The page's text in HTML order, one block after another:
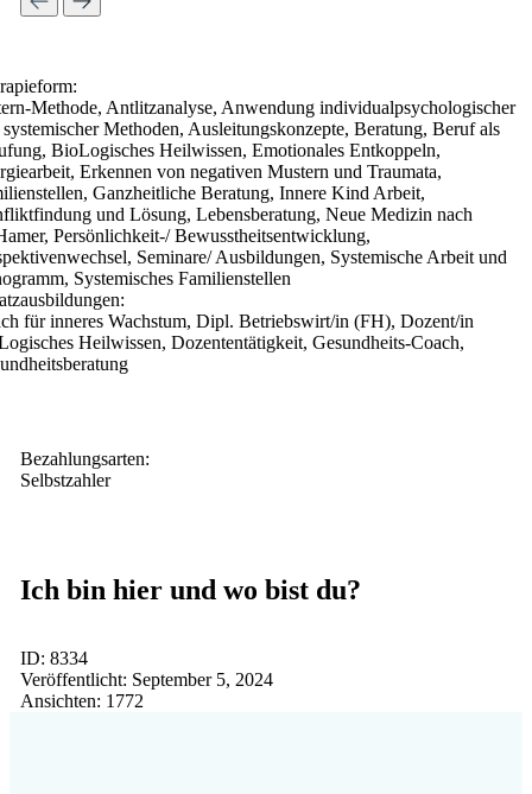
Methode, Antlitzanalyse, Anwendung individualpsychologischer
Methoden, Ausleitungskonzepte, Beratung, Beruf als
BioLogisches Heilwissen, Emotionales Entkoppeln,
Erkennen von negativen Mustern und Traumata,
Ganzheitliche Beratung, Innere Kind Arbeit,
und Lösung, Lebensberatung, Neue Medizin nach
Persönlichkeit-/ Bewusstheitsentwicklung,
Seminare/ Ausbildungen, Systemische Arbeit und
Systemisches Familienstellen
für inneres Wachstum, Dipl. Betriebswirt/in (FH), Dozent/in
Heilwissen, Dozententätigkeit, Gesundheits-Coach,
Bezahlungsarten:
Selbstzahler
Ich bin hier und wo bist du?
ID: 8334
Veröffentlicht: September 5, 2024
Ansichten: 1772